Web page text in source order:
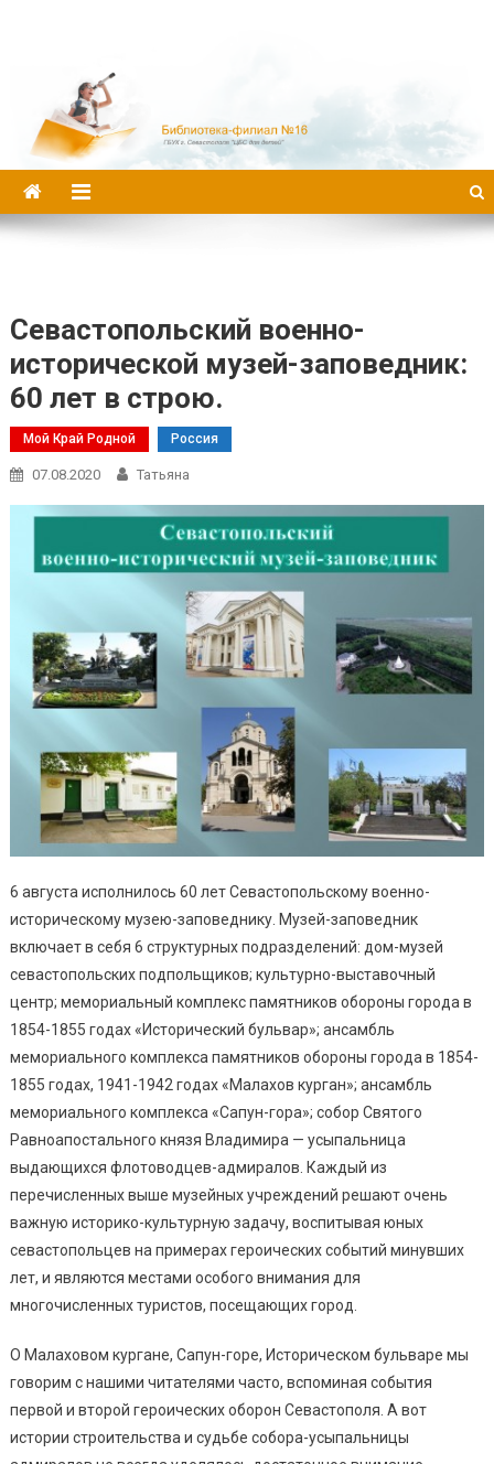
Севастопольский военно-
исторической музей-заповедник:
60 лет в строю.
Мой Край Родной Россия
07.08.2020 Татьяна
6 августа исполнилось 60 лет Севастопольскому военно-
историческому музею-заповеднику. Музей-заповедник
включает в себя 6 структурных подразделений: дом-музей
севастопольских подпольщиков; культурно-выставочный
центр; мемориальный комплекс памятников обороны города в
1854-1855 годах «Исторический бульвар»; ансамбль
мемориального комплекса памятников обороны города в 1854-
1855 годах, 1941-1942 годах «Малахов курган»; ансамбль
мемориального комплекса «Сапун-гора»; собор Святого
Равноапостального князя Владимира — усыпальница
выдающихся флотоводцев-адмиралов. Каждый из
перечисленных выше музейных учреждений решают очень
важную историко-культурную задачу, воспитывая юных
севастопольцев на примерах героических событий минувших
лет, и являются местами особого внимания для
многочисленных туристов, посещающих город.
О Малаховом кургане, Сапун-горе, Историческом бульваре мы
говорим с нашими читателями часто, вспоминая события
первой и второй героических оборон Севастополя. А вот
истории строительства и судьбе собора-усыпальницы